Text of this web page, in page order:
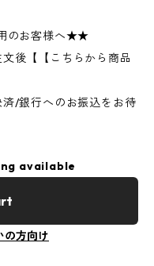
のお客様へ★★
後【【こちらから商品
/銀行へのお振込をお待
available
の方向け